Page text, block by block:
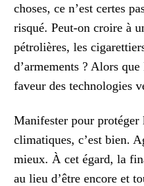
choses, ce n’est certes
risqué. Peut-on croire à
pétrolières, les
d’armements ? Alors
faveur des technologies
Manifester pour protéger
climatiques, c’est bien.
mieux. À cet égard, la
au lieu d’être encore et